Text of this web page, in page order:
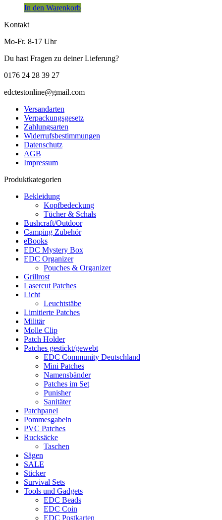
In den Warenkorb
Kontakt
Mo-Fr. 8-17 Uhr
Du hast Fragen zu deiner Lieferung?
0176 24 28 39 27
edctestonline@gmail.com
Versandarten
Verpackungsgesetz
Zahlungsarten
Widerrufsbestimmungen
Datenschutz
AGB
Impressum
Produktkategorien
Bekleidung
Kopfbedeckung
Tücher & Schals
Bushcraft/Outdoor
Camping Zubehör
eBooks
EDC Mystery Box
EDC Organizer
Pouches & Organizer
Grillrost
Lasercut Patches
Licht
Leuchtstäbe
Limitierte Patches
Militär
Molle Clip
Patch Holder
Patches gestickt/gewebt
EDC Community Deutschland
Mini Patches
Namensbänder
Patches im Set
Punisher
Sanitäter
Patchpanel
Pommesgabeln
PVC Patches
Rucksäcke
Taschen
Sägen
SALE
Sticker
Survival Sets
Tools und Gadgets
EDC Beads
EDC Coin
EDC Postkarten